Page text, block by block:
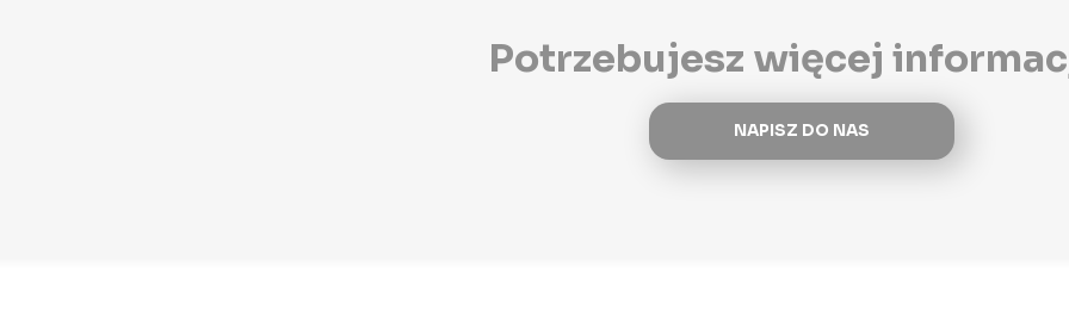
Potrzebujesz więcej
NAPISZ DO NAS